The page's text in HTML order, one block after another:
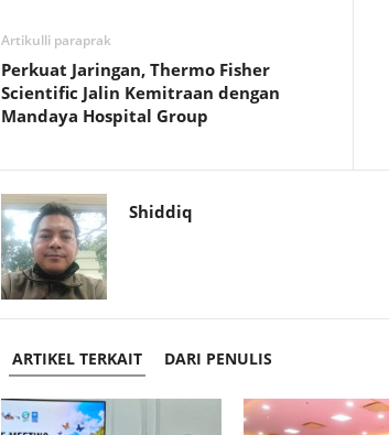
p
k
Artikulli paraprak
Perkuat Jaringan, Thermo Fisher
Scientific Jalin Kemitraan dengan
Mandaya Hospital Group
Shiddiq
ARTIKEL TERKAIT DARI PENULIS